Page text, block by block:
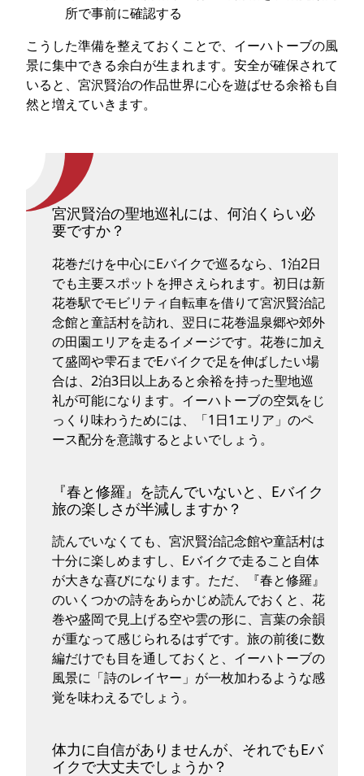
所で事前に確認する
こうした準備を整えておくことで、イーハトーブの風
景に集中できる余白が生まれます。安全が確保されて
いると、宮沢賢治の作品世界に心を遊ばせる余裕も自
然と増えていきます。
宮沢賢治の聖地巡礼には、何泊くらい必
要ですか？
花巻だけを中心にEバイクで巡るなら、1泊2日
でも主要スポットを押さえられます。初日は新
花巻駅でモビリティ自転車を借りて宮沢賢治記
念館と童話村を訪れ、翌日に花巻温泉郷や郊外
の田園エリアを走るイメージです。花巻に加え
て盛岡や雫石までEバイクで足を伸ばしたい場
合は、2泊3日以上あると余裕を持った聖地巡
礼が可能になります。イーハトーブの空気をじ
っくり味わうためには、「1日1エリア」のペ
ース配分を意識するとよいでしょう。
『春と修羅』を読んでいないと、Eバイク
旅の楽しさが半減しますか？
読んでいなくても、宮沢賢治記念館や童話村は
十分に楽しめますし、Eバイクで走ること自体
が大きな喜びになります。ただ、『春と修羅』
のいくつかの詩をあらかじめ読んでおくと、花
巻や盛岡で見上げる空や雲の形に、言葉の余韻
が重なって感じられるはずです。旅の前後に数
編だけでも目を通しておくと、イーハトーブの
風景に「詩のレイヤー」が一枚加わるような感
覚を味わえるでしょう。
体力に自信がありませんが、それでもEバ
イクで大丈夫でしょうか？